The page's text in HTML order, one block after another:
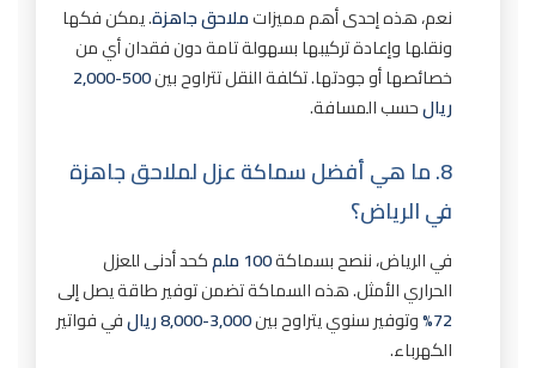
نعم، هذه إحدى أهم مميزاتملاحق جاهزة. يمكن فكها
ونقلها وإعادة تركيبها بسهولة تامة دون فقدان أي من
خصائصها أو جودتها. تكلفة النقل تتراوح بين
500-2,000
ريالحسب المسافة.
8. ما هي أفضل سماكة عزل لملاحق جاهزة
في الرياض؟
في الرياض، ننصح بسماكة100 ملم
كحد أدنى للعزل
الحراري الأمثل. هذه السماكة تضمن توفير طاقة يصل إلى
72% وتوفير سنوي يتراوح بين3,000-8,000 ريال
في فواتير
الكهرباء.